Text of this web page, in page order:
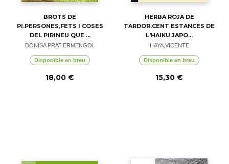
BROTS DE
PI.PERSONES,FETS I COSES
DEL PIRINEU QUE ...
DONISA PRAT,ERMENGOL
Disponible en breu
18,00 €
HERBA ROJA DE
TARDOR.CENT ESTANCES DE
L'HAIKU JAPO...
HAYA,VICENTE
Disponible en breu
15,30 €